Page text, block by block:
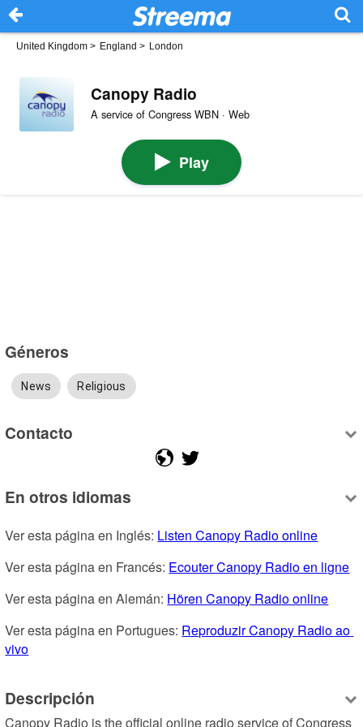
United Kingdom > England > London
Canopy Radio
A service of Congress WBN · Web
Play
Géneros
News Religious
Contacto
En otros idiomas
Ver esta página en Inglés: Listen Canopy Radio online
Ver esta página en Francés: Ecouter Canopy Radio en ligne
Ver esta página en Alemán: Hören Canopy Radio online
Ver esta página en Portugues: Reproduzir Canopy Radio ao
vivo
Descripción
Canopy Radio is the official online radio service of Congress